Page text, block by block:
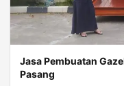
Jasa Pembuatan
Pasang